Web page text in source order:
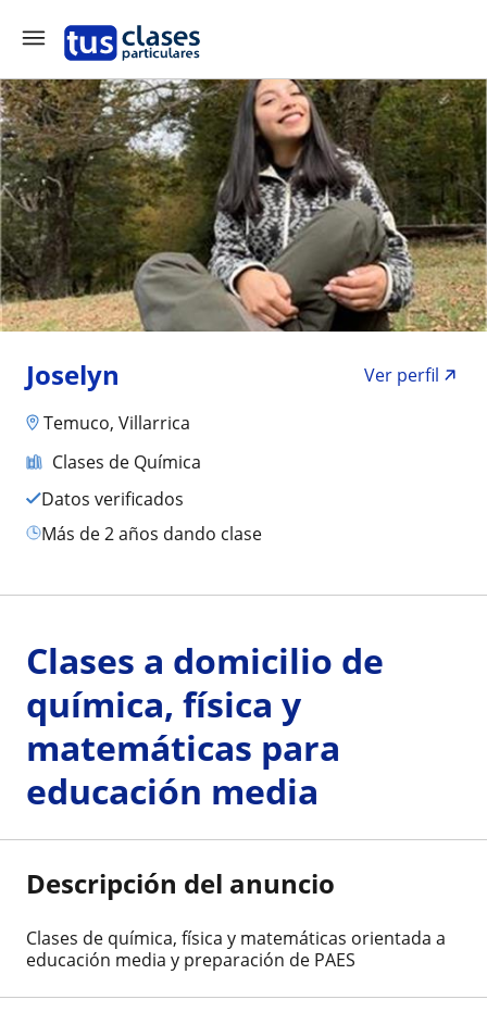
Joselyn
Ver perfil
Temuco, Villarrica
Clases de Química
Datos verificados
más de 2 años dando clase
Clases a domicilio de
química, física y
matemáticas para
educación media
Descripción del anuncio
Clases de química, física y matemáticas orientada a
educación media y preparación de PAES